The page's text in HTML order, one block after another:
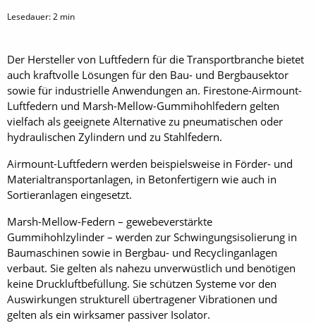
Lesedauer:2 min
Der Hersteller von Luftfedern für die Transportbranche bietet
auch kraftvolle Lösungen für den Bau- und Bergbausektor
sowie für industrielle Anwendungen an. Firestone-Airmount-
Luftfedern und Marsh-Mellow-Gummihohlfedern gelten
vielfach als geeignete Alternative zu pneumatischen oder
hydraulischen Zylindern und zu Stahlfedern.
Airmount-Luftfedern werden beispielsweise in Förder- und
Materialtransportanlagen, in Betonfertigern wie auch in
Sortieranlagen eingesetzt.
Marsh-Mellow-Federn – gewebeverstärkte
Gummihohlzylinder – werden zur Schwingungsisolierung in
Baumaschinen sowie in Bergbau- und Recyclinganlagen
verbaut. Sie gelten als nahezu unverwüstlich und benötigen
keine Druckluftbefüllung. Sie schützen Systeme vor den
Auswirkungen strukturell übertragener Vibrationen und
gelten als ein wirksamer passiver Isolator.